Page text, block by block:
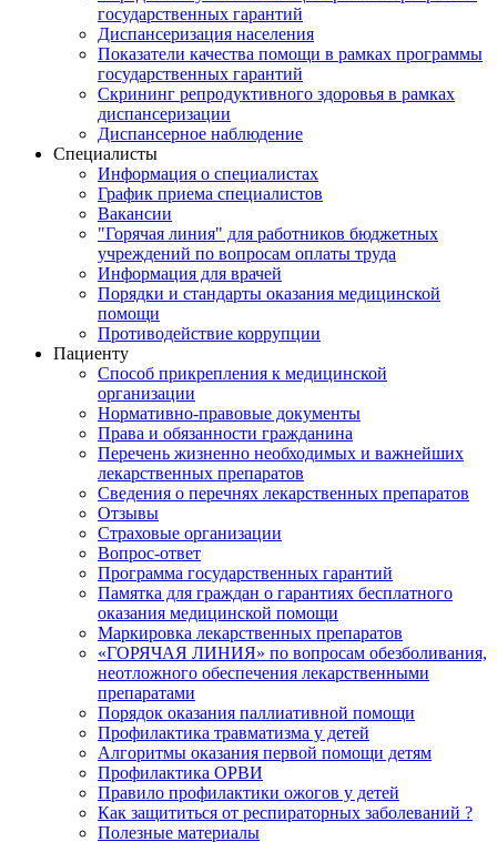
государственных гарантий
Диспансеризация населения
Показатели качества помощи в рамках программы
государственных гарантий
Скрининг репродуктивного здоровья в рамках
диспансеризации
Диспансерное наблюдение
Специалисты
Информация о специалистах
График приема специалистов
Вакансии
"Горячая линия" для работников бюджетных
учреждений по вопросам оплаты труда
Информация для врачей
Порядки и стандарты оказания медицинской
помощи
Противодействие коррупции
Пациенту
Способ прикрепления к медицинской
организации
Нормативно-правовые документы
Права и обязанности гражданина
Перечень жизненно необходимых и важнейших
лекарственных препаратов
Сведения о перечнях лекарственных препаратов
Отзывы
Страховые организации
Вопрос-ответ
Программа государственных гарантий
Памятка для граждан о гарантиях бесплатного
оказания медицинской помощи
Маркировка лекарственных препаратов
«ГОРЯЧАЯ ЛИНИЯ» по вопросам обезболивания,
неотложного обеспечения лекарственными
препаратами
Порядок оказания паллиативной помощи
Профилактика травматизма у детей
Алгоритмы оказания первой помощи детям
Профилактика ОРВИ
Правило профилактики ожогов у детей
Как защититься от респираторных заболеваний ?
Полезные материалы